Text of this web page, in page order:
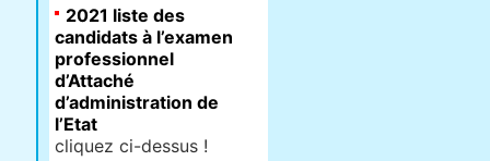
2021 liste des
candidats à l’examen
professionnel
d’Attaché
d’administration de
l’Etat
cliquez ci-dessus !